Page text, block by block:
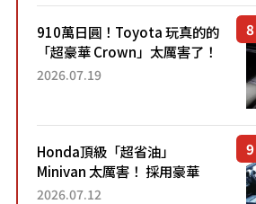
了！...
910萬日圓！Toyota 玩真的的
「超豪華 Crown」太厲害了！
採用由「匠人技藝」打造的
2026.07.19
Honda頂級「超省油」
Minivan 太厲害！ 採用豪華
「真皮座椅」與專屬「黑色內
2026.07.12